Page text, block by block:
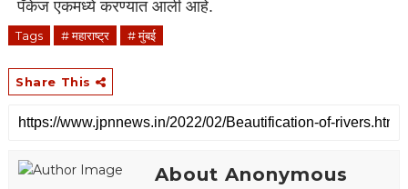
पॅकेज एकमध्ये करण्यात आली आहे.
Tags # महाराष्ट्र # मुंबई
Share This
About Anonymous